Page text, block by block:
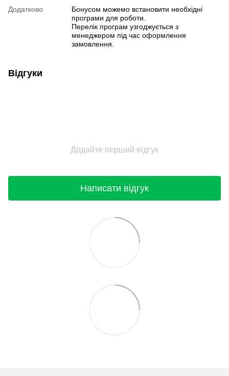
Додатково
Бонусом можемо встановити необхідні
програми для роботи.
Перелік програм узгоджується з
менеджером під час оформлення
замовлення.
Відгуки
Додайте перший відгук
Написати відгук